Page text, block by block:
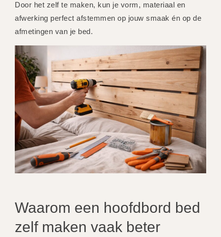
Door het zelf te maken, kun je vorm, materiaal en
afwerking perfect afstemmen op jouw smaak én op de
afmetingen van je bed.
Waarom een hoofdbord bed
zelf maken vaak beter